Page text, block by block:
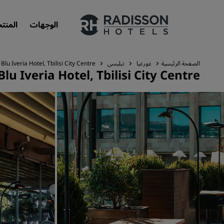
الوجهات
علاماتنا التجارية
علامات فنادق راديسون التجارية
الصفحة الرئيسية غورغيا تبليسي Blu Iveria Hotel, Tbilisi City Centre
Iveria Hotel, Tbilisi City Centre